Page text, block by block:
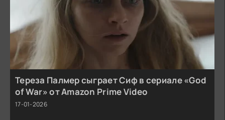
Тереза Палмер сыграет Сиф в сериале «God
of War» от Amazon Prime Video
17-01-2026